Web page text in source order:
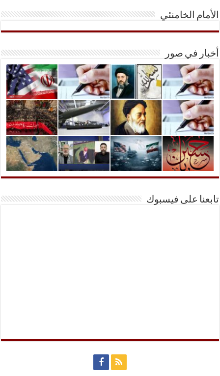
الأمام الخامنئي
أخبار في صور
تابعنا على فيسبوك